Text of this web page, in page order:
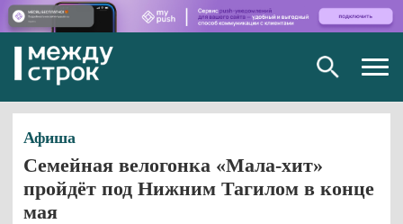
Афиша
Семейная велогонка «Мала-хит»
пройдёт под Нижним Тагилом в конце
мая